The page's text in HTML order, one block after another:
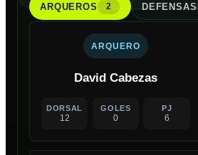
ARQUEROS 2 DEFENSAS
ARQUERO
David Cabezas
DORSAL
12
GOLES
0
PJ
6